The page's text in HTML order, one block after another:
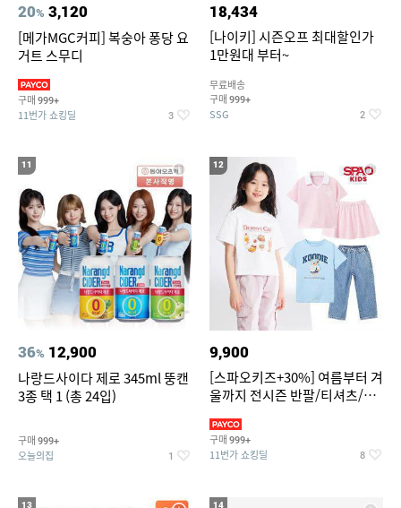
20% 3,120
[메가MGC커피] 복숭아 퐁당 요
거트 스무디
구매 999+
11번가 쇼킹딜 3
18,434
[나이키] 시즌오프 최대할인가
1만원대 부터~
무료배송
구매 999+
SSG 2
11
36% 12,900
나랑드사이다 제로 345ml 뚱캔
3종 택 1 (총 24입)
구매 999+
오늘의집 1
12
9,900
[스파오키즈+30%] 여름부터 겨
울까지 전시즌 반팔/티셔츠/셋
구매 999+
11번가 쇼킹딜 8
13 14